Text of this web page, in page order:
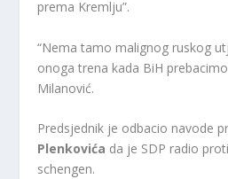
prema Kremlju”.
“Nema tamo malignog ruskog
onoga trena kada BiH
Milanović.
Predsjednik je odbacio navode
Plenkovića da je SDP radio
schengen.